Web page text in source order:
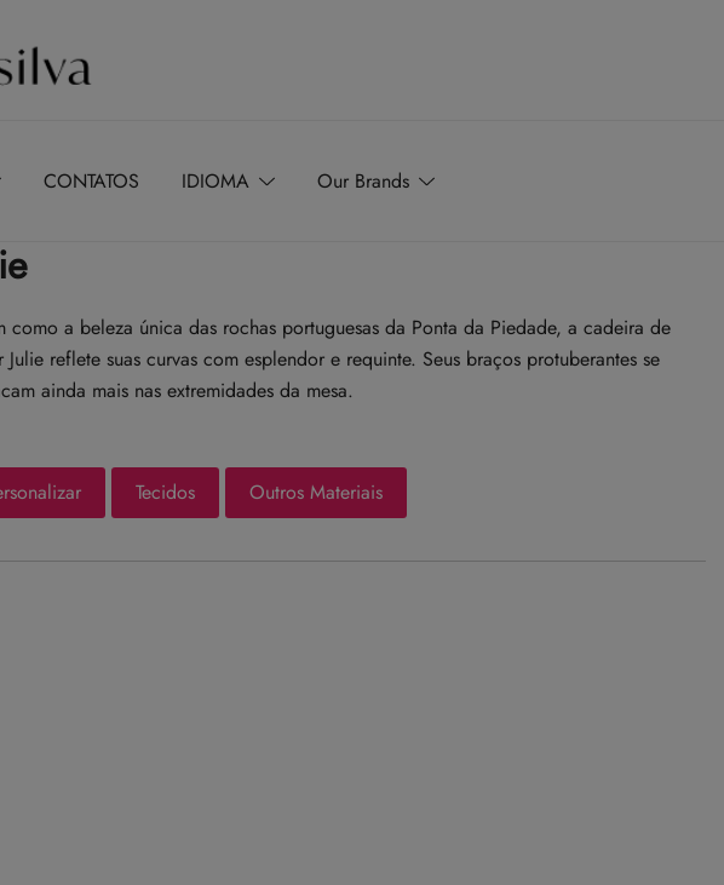
CONTATOS IDIOMA Our Brands
como a beleza única das rochas portuguesas da Ponta da Piedade, a cadeira de
Julie reflete suas curvas com esplendor e requinte. Seus braços protuberantes se
ainda mais nas extremidades da mesa.
Tecidos Outros Materiais